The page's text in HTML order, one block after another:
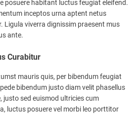
posuere habitant luctus feugiat eleifend.
inceptos urna aptent netus
viverra dignissim praesent mus
ante.
Curabitur
mauris quis, per bibendum feugiat
pede bibendum justo diam velit phasellus
justo sed euismod ultricies cum
luctus posuere vel morbi leo porttitor